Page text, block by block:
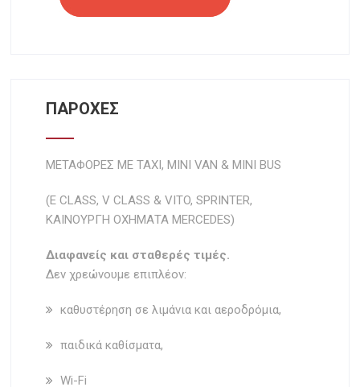
ΠΑΡΟΧΕΣ
ΜΕΤΑΦΟΡΕΣ ΜΕ TAXI, MIΝI VAN & MINI BUS
(E CLASS, V CLASS & VITO, SPRINTER,
ΚΑΙΝΟΥΡΓΗ ΟΧΗΜΑΤΑ MERCEDES)
Διαφανείς και σταθερές τιμές.
Δεν χρεώνουμε επιπλέον:
καθυστέρηση σε λιμάνια και αεροδρόμια,
παιδικά καθίσματα,
Wi-Fi